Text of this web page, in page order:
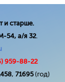
и старше.
54, а/я 32.
) 959-88-22
, 71695(год)